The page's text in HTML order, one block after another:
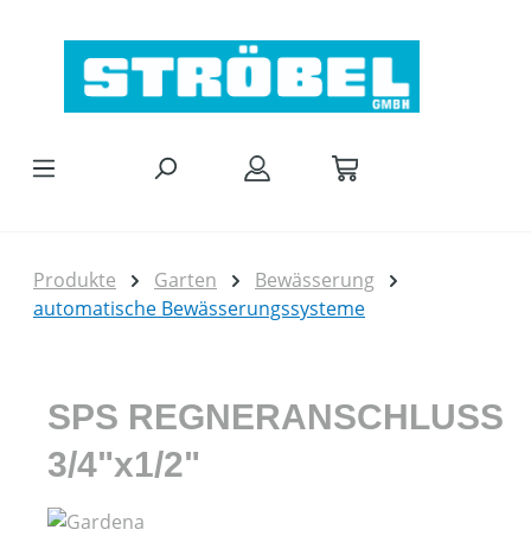
Produkte Garten
Bewässerung
automatische Bewässerungssysteme
SPS REGNERANSCHLUSS
3/4"x1/2"